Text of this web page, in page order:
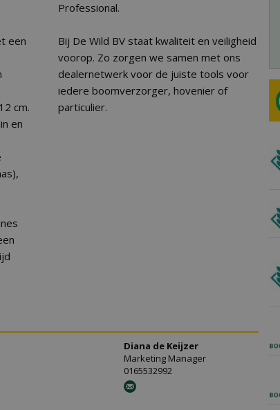
een
cm.
en
Professional.
Bij De Wild BV staat kwaliteit en veiligheid
voorop. Zo zorgen we samen met ons
dealernetwerk voor de juiste tools voor
iedere boomverzorger, hovenier of
particulier.
Diana de Keijzer
Marketing Manager
0165532992